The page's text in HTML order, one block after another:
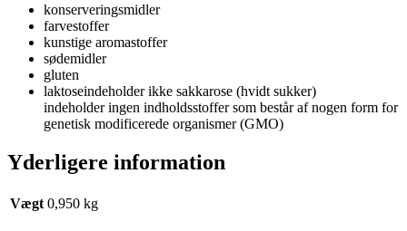
konserveringsmidler
farvestoffer
kunstige aromastoffer
sødemidler
gluten
laktoseindeholder ikke sakkarose (hvidt sukker)
indeholder ingen indholdsstoffer som består af nogen form for
genetisk modificerede organismer (GMO)
Yderligere information
Vægt 0,950 kg